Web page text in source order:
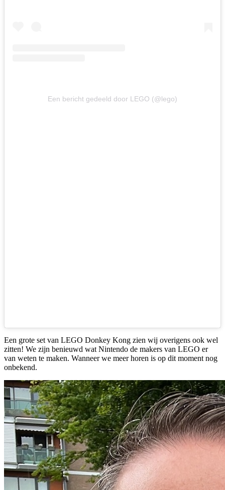
Een bericht gedeeld door LEGO (@lego)
Een grote set van LEGO Donkey Kong zien wij overigens ook wel
zitten! We zijn benieuwd wat Nintendo de makers van LEGO er
van weten te maken. Wanneer we meer horen is op dit moment nog
onbekend.